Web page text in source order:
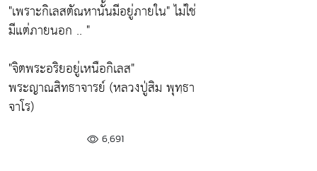
"เพราะกิเลสตัณหานั้นมีอยู่ภายใน"ไม่ใช่
มีแต่ภายนอก .. "
"จิตพระอริยอยู่เหนือกิเลส"
พระญาณสิทธาจารย์ (หลวงปู่สิม พุทฺธา
จาโร)
6,691